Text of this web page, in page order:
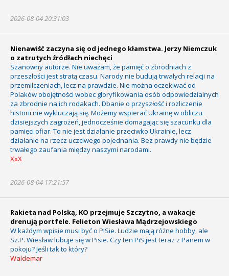
2026-08-04 20:31:03
Nienawiść zaczyna się od jednego kłamstwa. Jerzy Niemczuk
o zatrutych źródłach niechęci
Szanowny autorze. Nie uważam, że pamięć o zbrodniach z
przeszłości jest stratą czasu. Narody nie budują trwałych relacji na
przemilczeniach, lecz na prawdzie. Nie można oczekiwać od
Polaków obojętności wobec gloryfikowania osób odpowiedzialnych
za zbrodnie na ich rodakach. Dbanie o przyszłość i rozliczenie
historii nie wykluczają się. Możemy wspierać Ukrainę w obliczu
dzisiejszych zagrożeń, jednocześnie domagając się szacunku dla
pamięci ofiar. To nie jest działanie przeciwko Ukrainie, lecz
działanie na rzecz uczciwego pojednania. Bez prawdy nie będzie
trwałego zaufania między naszymi narodami.
XxX
2026-08-04 17:21:57
Rakieta nad Polską, KO przejmuje Szczytno, a wakacje
drenują portfele. Felieton Wiesława Mądrzejowskiego
W każdym wpisie musi być o PISie. Ludzie mają różne hobby, ale
Sz.P. Wiesław lubuje się w Pisie. Czy ten PiS jest teraz z Panem w
pokoju? Jeśli tak to który?
Waldemar